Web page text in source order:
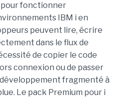
pour fonctionner
IBM i en
peuvent lire, écrire
dans le flux de
de copier le code
connexion ou de passer
fragmenté à
Le pack Premium pour i